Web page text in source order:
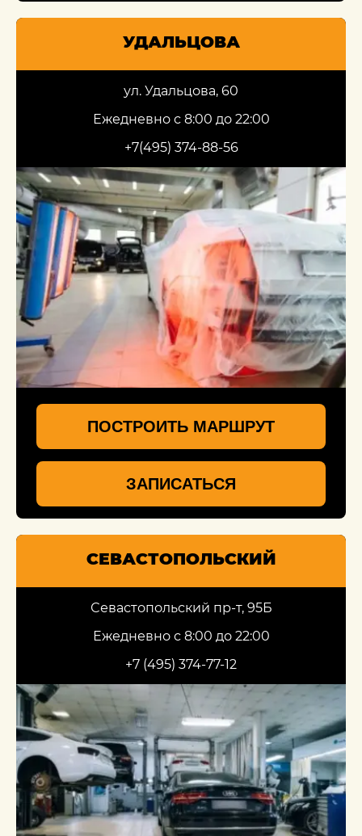
УДАЛЬЦОВА
ул. Удальцова, 60
Ежедневно с 8:00 до 22:00
+7(495) 374-88-56
ПОСТРОИТЬ МАРШРУТ
ЗАПИСАТЬСЯ
СЕВАСТОПОЛЬСКИЙ
Севастопольский пр-т, 95Б
Ежедневно с 8:00 до 22:00
+7 (495) 374-77-12